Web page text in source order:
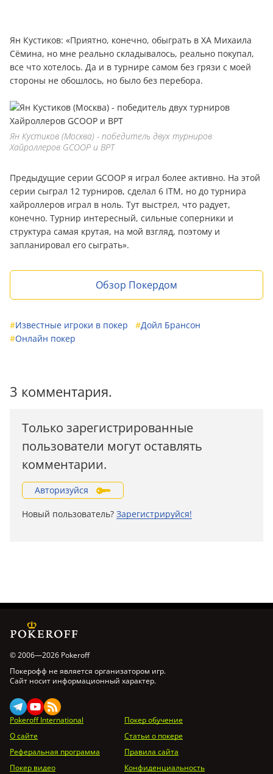
Ян Кустиков: «Приятно, конечно, обыграть в ХА Михаила
Сёмина, но мне реально складывалось, реально покупал,
все что хотелось. Да и в турнире самом без грязи с моей
стороны не обошлось, но было без перебора.
Ян Кустиков (Москва) - победитель двух турниров
Хайроллеров GCOOP и BPT
Предыдущие серии GCOOP я играл более активно. На этой
серии сыграл 12 турниров, сделал 6 ITM, но до турнира
хайроллеров играл в ноль. Тут выстрел, что радует,
конечно. Турнир интересный, сильные соперники и
структура самая крутая, на мой взгляд, поэтому и
запланировал его сыграть».
Обзор Покердом
#Известные игроки в покер #Дойл Брансон
#Онлайн покер
3 комментария.
Только зарегистрированные
пользователи могут оставлять
комментарии.
Авторизуйся
Новый пользователь? Зарегистрируйся!
© 2006—2026 Pokeroff
Покерофф не является организатором игр.
Сайт носит информационный характер.
Pokeroff International
Покер обучение
О сайте
Статьи о покере
Реферальная программа
Правила сайта
Покер видео
Конфиденциальность